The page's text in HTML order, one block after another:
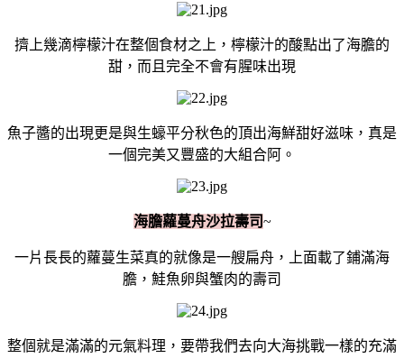
擠上幾滴檸檬汁在整個食材之上，檸檬汁的酸點出了海膽的
甜，而且完全不會有腥味出現
魚子醬的出現更是與生蠔平分秋色的頂出海鮮甜好滋味，真是
一個完美又豐盛的大組合阿。
海膽蘿蔓舟沙拉壽司~
一片長長的蘿蔓生菜真的就像是一艘扁舟，上面載了鋪滿海
膽，鮭魚卵與蟹肉的壽司
整個就是滿滿的元氣料理，要帶我們去向大海挑戰一樣的充滿